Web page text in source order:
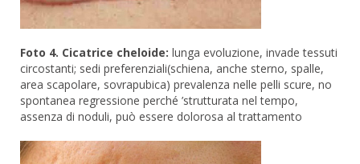
Foto 4. Cicatrice cheloide: lunga evoluzione, invade tessuti
circostanti; sedi preferenziali(schiena, anche sterno, spalle,
area scapolare, sovrapubica) prevalenza nelle pelli scure, no
spontanea regressione perché ’strutturata nel tempo,
assenza di noduli, può essere dolorosa al trattamento